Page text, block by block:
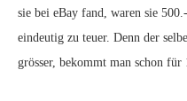
sie bei eBay fand, waren sie
eindeutig zu teuer. Denn der
grösser, bekommt man schon für